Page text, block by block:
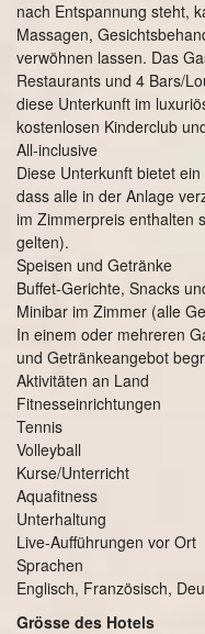
nach Entspannung steht,
Massagen,
verwöhnen lassen. Das
Restaurants und 4 Bars/
diese Unterkunft im
kostenlosen Kinderclub
All-inclusive
Diese Unterkunft bietet
dass alle in der Anlage
im Zimmerpreis enthalten
gelten).
Speisen und Getränke
Buffet-Gerichte, Snacks
Minibar im Zimmer (alle
In einem oder mehreren
und Getränkeangebot
Aktivitäten an Land
Fitnesseinrichtungen
Tennis
Volleyball
Kurse/Unterricht
Aquafitness
Unterhaltung
Live-Aufführungen vor Ort
Sprachen
Englisch, Französisch,
Grösse des Hotels